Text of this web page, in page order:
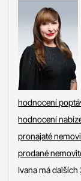
hodnocení
hodnocení
pronajaté
prodané
Ivana má dalších